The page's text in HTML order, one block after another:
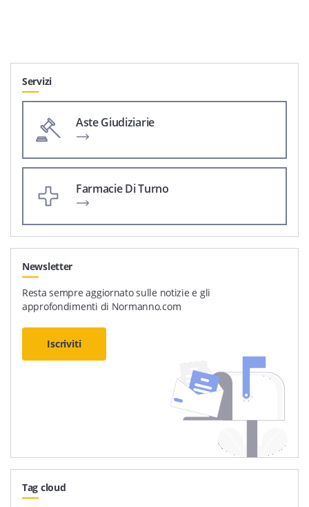
Servizi
Aste Giudiziarie
Farmacie Di Turno
Newsletter
Resta sempre aggiornato sulle notizie e gli
approfondimenti di Normanno.com
Iscriviti
Tag cloud